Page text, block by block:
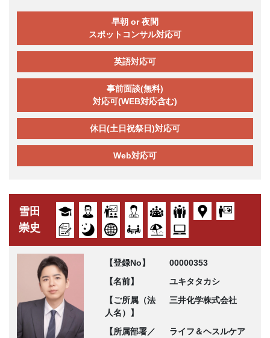
早朝 or 夜間
スポットコンサル対応可
英語対応可
事前面談(無料)
対応可(WEB対応含む)
休日(土日祝祭日)対応可
Web対応可
雪田
崇史
【登録No】
00000353
【名前】
ユキタタカシ
【ご所属（法
人名）】
三井化学株式会社
【所属部署／
ライフ＆ヘスルケア